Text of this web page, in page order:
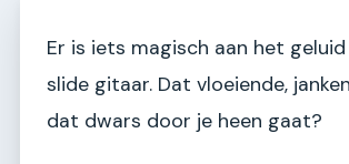
Er is iets magisch aan het geluid
slide gitaar. Dat vloeiende,
dat dwars door je heen gaat?